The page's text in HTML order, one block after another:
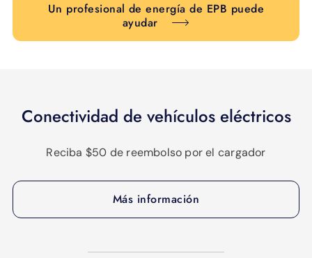
Un profesional de energía de EPB puede
ayudar
Conectividad de vehículos eléctricos
Reciba $50 de reembolso por el cargador
Más información